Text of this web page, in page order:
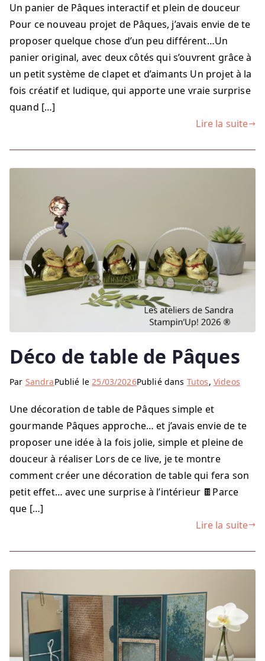
Un panier de Pâques interactif et plein de douceur
Pour ce nouveau projet de Pâques, j’avais envie de te
proposer quelque chose d’un peu différent…Un
panier original, avec deux côtés qui s’ouvrent grâce à
un petit système de clapet et d’aimants Un projet à la
fois créatif et ludique, qui apporte une vraie surprise
quand […]
Lire la suite
Déco de table de Pâques
Par SandraPublié le 25/03/2026Publié dans Tutos, Videos
Une décoration de table de Pâques simple et
gourmande Pâques approche… et j’avais envie de te
proposer une idée à la fois jolie, simple et pleine de
douceur à réaliser Lors de ce live, je te montre
comment créer une décoration de table qui fera son
petit effet… avec une surprise à l’intérieur 🍫Parce
que […]
Lire la suite